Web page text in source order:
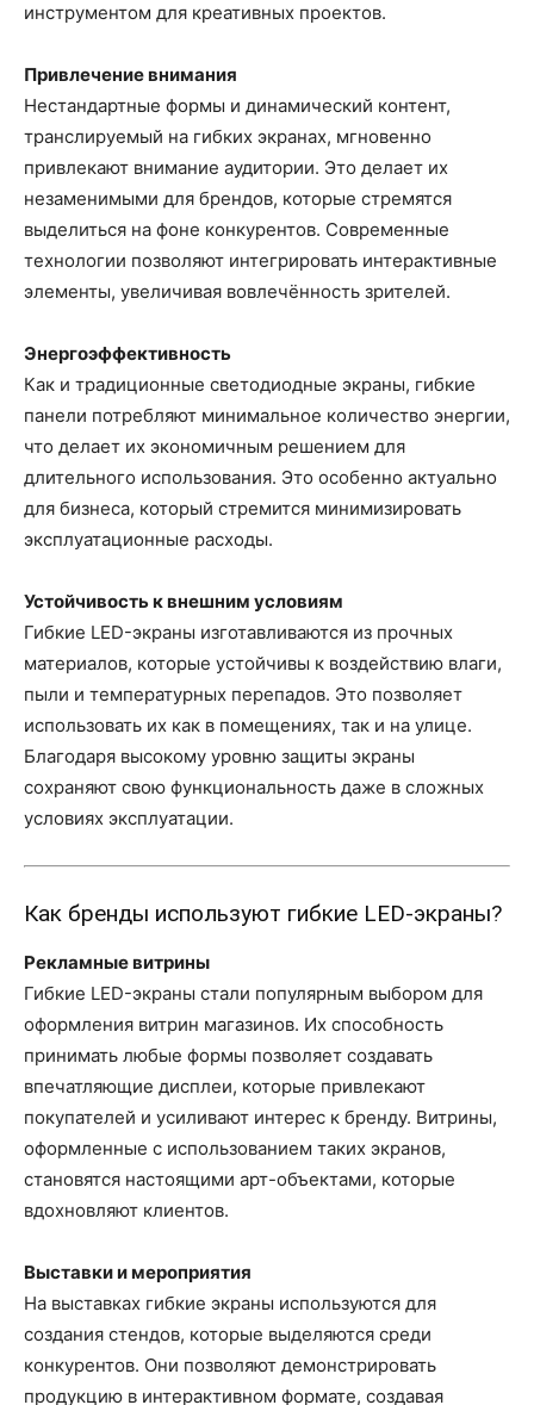
инструментом для креативных проектов.
Привлечение внимания
Нестандартные формы и динамический контент,
транслируемый на гибких экранах, мгновенно
привлекают внимание аудитории. Это делает их
незаменимыми для брендов, которые стремятся
выделиться на фоне конкурентов. Современные
технологии позволяют интегрировать интерактивные
элементы, увеличивая вовлечённость зрителей.
Энергоэффективность
Как и традиционные светодиодные экраны, гибкие
панели потребляют минимальное количество энергии,
что делает их экономичным решением для
длительного использования. Это особенно актуально
для бизнеса, который стремится минимизировать
эксплуатационные расходы.
Устойчивость к внешним условиям
Гибкие LED-экраны изготавливаются из прочных
материалов, которые устойчивы к воздействию влаги,
пыли и температурных перепадов. Это позволяет
использовать их как в помещениях, так и на улице.
Благодаря высокому уровню защиты экраны
сохраняют свою функциональность даже в сложных
условиях эксплуатации.
Как бренды используют гибкие LED-экраны?
Рекламные витрины
Гибкие LED-экраны стали популярным выбором для
оформления витрин магазинов. Их способность
принимать любые формы позволяет создавать
впечатляющие дисплеи, которые привлекают
покупателей и усиливают интерес к бренду. Витрины,
оформленные с использованием таких экранов,
становятся настоящими арт-объектами, которые
вдохновляют клиентов.
Выставки и мероприятия
На выставках гибкие экраны используются для
создания стендов, которые выделяются среди
конкурентов. Они позволяют демонстрировать
продукцию в интерактивном формате, создавая